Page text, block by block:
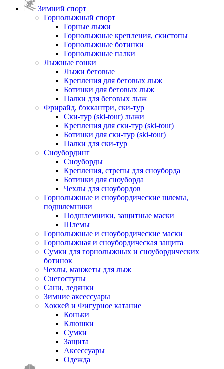
Зимний спорт
Горнолыжный спорт
Горные лыжи
Горнолыжные крепления, скистопы
Горнолыжные ботинки
Горнолыжные палки
Лыжные гонки
Лыжи беговые
Крепления для беговых лыж
Ботинки для беговых лыж
Палки для беговых лыж
Фрирайд, бэккантри, ски-тур
Ски-тур (ski-tour) лыжи
Крепления для ски-тур (ski-tour)
Ботинки для ски-тур (ski-tour)
Палки для ски-тур
Сноубординг
Сноуборды
Крепления, стрепы для сноуборда
Ботинки для сноуборда
Чехлы для сноубордов
Горнолыжные и сноубордические шлемы,
подшлемники
Подшлемники, защитные маски
Шлемы
Горнолыжные и сноубордические маски
Горнолыжная и сноубордическая защита
Сумки для горнолыжных и сноубордических
ботинок
Чехлы, манжеты для лыж
Снегоступы
Сани, ледянки
Зимние аксессуары
Хоккей и Фигурное катание
Коньки
Клюшки
Сумки
Защита
Аксессуары
Одежда